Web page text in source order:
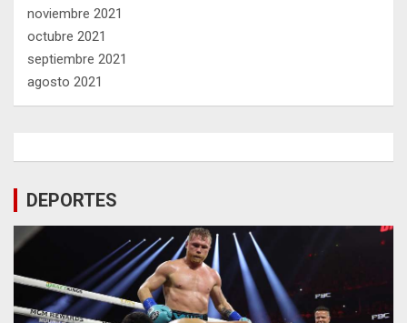
noviembre 2021
octubre 2021
septiembre 2021
agosto 2021
DEPORTES